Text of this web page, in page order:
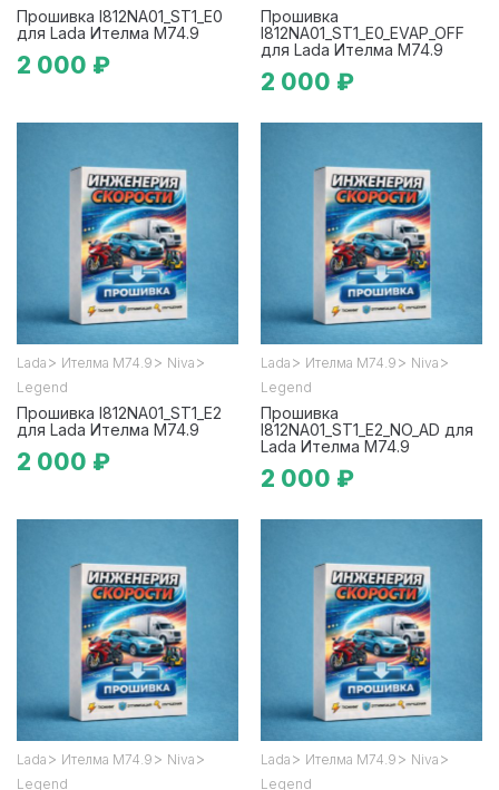
Прошивка I812NA01_ST1_E0
для Lada Ителма М74.9
2 000 ₽
Прошивка
I812NA01_ST1_E0_EVAP_OFF
для Lada Ителма М74.9
2 000 ₽
Lada > Ителма М74.9 > Niva >
Legend
Прошивка I812NA01_ST1_E2
для Lada Ителма М74.9
2 000 ₽
Lada > Ителма М74.9 > Niva >
Legend
Прошивка
I812NA01_ST1_E2_NO_AD для
Lada Ителма М74.9
2 000 ₽
Lada > Ителма М74.9 > Niva >
Legend
Lada > Ителма М74.9 > Niva >
Legend